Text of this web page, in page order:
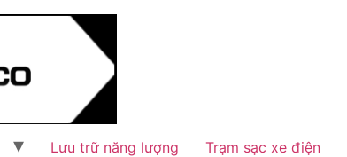
Lưu trữ năng lượng Trạm sạc xe điện